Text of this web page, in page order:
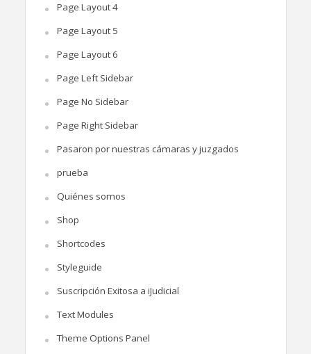
Page Layout 4
Page Layout 5
Page Layout 6
Page Left Sidebar
Page No Sidebar
Page Right Sidebar
Pasaron por nuestras cámaras y juzgados
prueba
Quiénes somos
Shop
Shortcodes
Styleguide
Suscripción Exitosa a iJudicial
Text Modules
Theme Options Panel